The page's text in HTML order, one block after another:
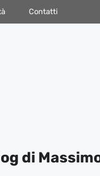
Contatti
di